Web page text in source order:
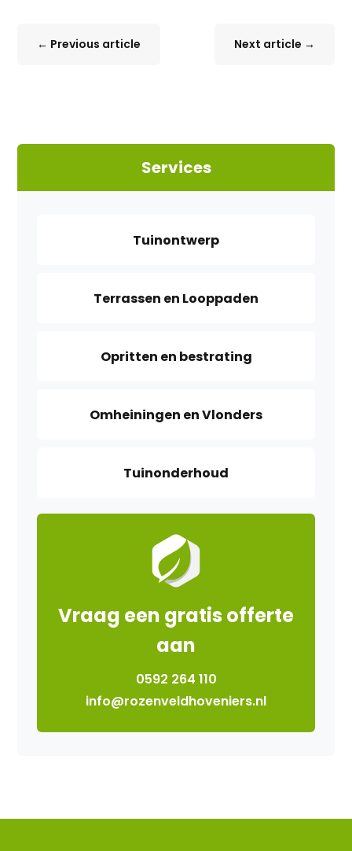
← Previous article Next article →
Services
Tuinontwerp
Terrassen en Looppaden
Opritten en bestrating
Omheiningen en Vlonders
Tuinonderhoud
Vraag een gratis offerte
aan
0592 264 110
info@rozenveldhoveniers.nl